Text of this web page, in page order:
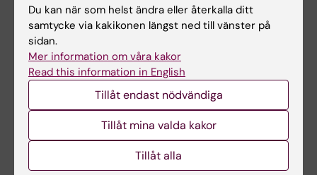
Tags
Psykisk ohälsa
Felicia Lindberg 2020-02-11
Dela
Du kan när som helst ändra eller återkalla ditt
samtycke via kakikonen längst ned till vänster på
sidan.
Mer information om våra kakor
Read this information in English
Tillåt endast nödvändiga
Tillåt mina valda kakor
Tillåt alla